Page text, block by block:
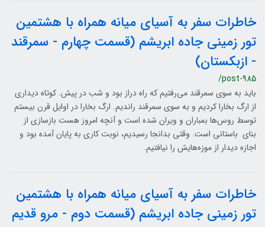
خاطرات سفر به آسیای میانه همراه با هشتمین
تور زمینی جاده ابریشم (قسمت چهارم - سمرقند
- ازبکستان)
/post-985
باید به سوی سمرقند می‌رفتیم که راه دراز بود و شب در پیش. کوتاه دیداری
از ارگ بخارا کردیم و به سوی سمرقند راندیم. ارگ بخارا در اوایل قرن بیستم
توسط روس‌ها بمباران و ویران شده است و آنچه امروز هست بازسازی از
بنای باستانی است. وقتی بدانجا رسیدیم، نوبت کاری به پایان آمده بود و
اجازه دیدار از موزه‌هایش را نیافتیم.
خاطرات سفر به آسیای میانه همراه با هشتمین
تور زمینی جاده ابریشم (قسمت دوم - مرو قدیم